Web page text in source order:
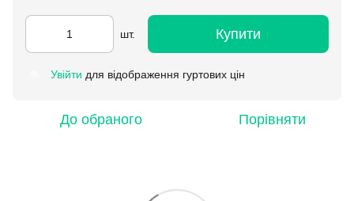
шт. Купити
Увійти для відображення гуртових цін
До обраного Порівняти